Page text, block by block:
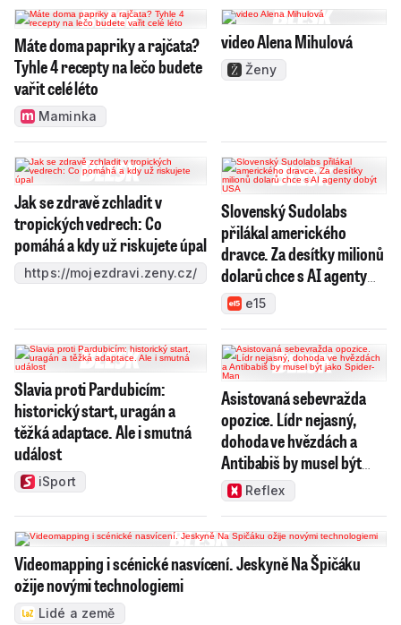
Máte doma papriky a rajčata?
Tyhle 4 recepty na lečo budete
vařit celé léto
Maminka
video Alena Mihulová
Ženy
Jak se zdravě zchladit v
tropických vedrech: Co
pomáhá a kdy už riskujete úpal
https://mojezdravi.zeny.cz/
Slovenský Sudolabs
přilákal amerického
dravce. Za desítky milionů
dolarů chce s AI agenty
dobýt USA
e15
Slavia proti Pardubicím:
historický start, uragán a
těžká adaptace. Ale i smutná
událost
iSport
Asistovaná sebevražda
opozice. Lídr nejasný,
dohoda ve hvězdách a
Antibabiš by musel být
jako Spider-Man
Reflex
Videomapping i scénické nasvícení. Jeskyně Na Špičáku
ožije novými technologiemi
Lidé a země